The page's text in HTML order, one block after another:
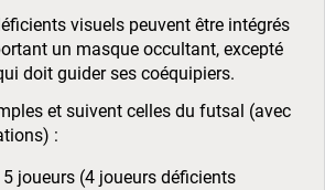
visuels peuvent être intégrés
un masque occultant, excepté
doit guider ses coéquipiers.
et suivent celles du futsal (avec
:
joueurs (4 joueurs déficients